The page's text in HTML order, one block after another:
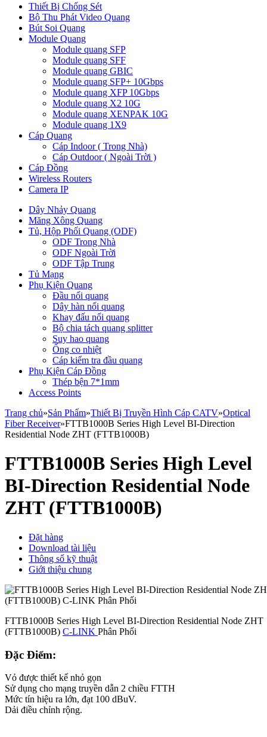
Thiết Bị Chống Sét
Bộ Thu Phát Video Quang
Bút Soi Quang
Module Quang
Module quang SFP
Module quang SFF
Module quang GBIC
Module quang SFP+ 10Gbps
Module quang XFP 10Gbps
Module quang X2 10G
Module quang XENPAK 10G
Module quang 1X9
Cáp Quang
Cáp Indoor ( Trong Nhà)
Cáp Outdoor ( Ngoài Trời )
Cáp Đồng
Wireless Routers
Camera IP
Dây Nhảy Quang
Măng Xông Quang
Tủ, Hộp Phối Quang (ODF)
ODF Trong Nhà
ODF Ngoài Trời
ODF Tập Trung
Tủ Mạng
Phụ Kiện Quang
Đầu nối quang
Dây hàn nối quang
Khay đấu nối quang
Bộ chia tách quang splitter
Suy hao quang
Ống co nhiệt
Cáp kiểm tra đầu quang
Phụ Kiện Cáp Đồng
Thép bện 7*1mm
Access Points
Trang chủ»Sản Phẩm»Thiết Bị Truyền Hình Cáp CATV»Optical
Fiber Receiver»FTTB1000B Series High Level BI-Direction
Residential Node ZHT (FTTB1000B)
FTTB1000B Series High Level
BI-Direction Residential Node
ZHT (FTTB1000B)
Đặt hàng
Download tài liệu
Thông số kỹ thuật
Giới thiệu chung
FTTB1000B Series High Level BI-Direction Residential Node ZHT
(FTTB1000B) C-LINK Phân Phối
Đặc Điểm:
Vỏ được thiết kế nhỏ gọn
Sử dụng cho mạng truyền dẫn 2 chiều FTTH
Mức tín hiệu ra lớn, đạt 100 dBuV.
Dải điều chỉnh rộng.